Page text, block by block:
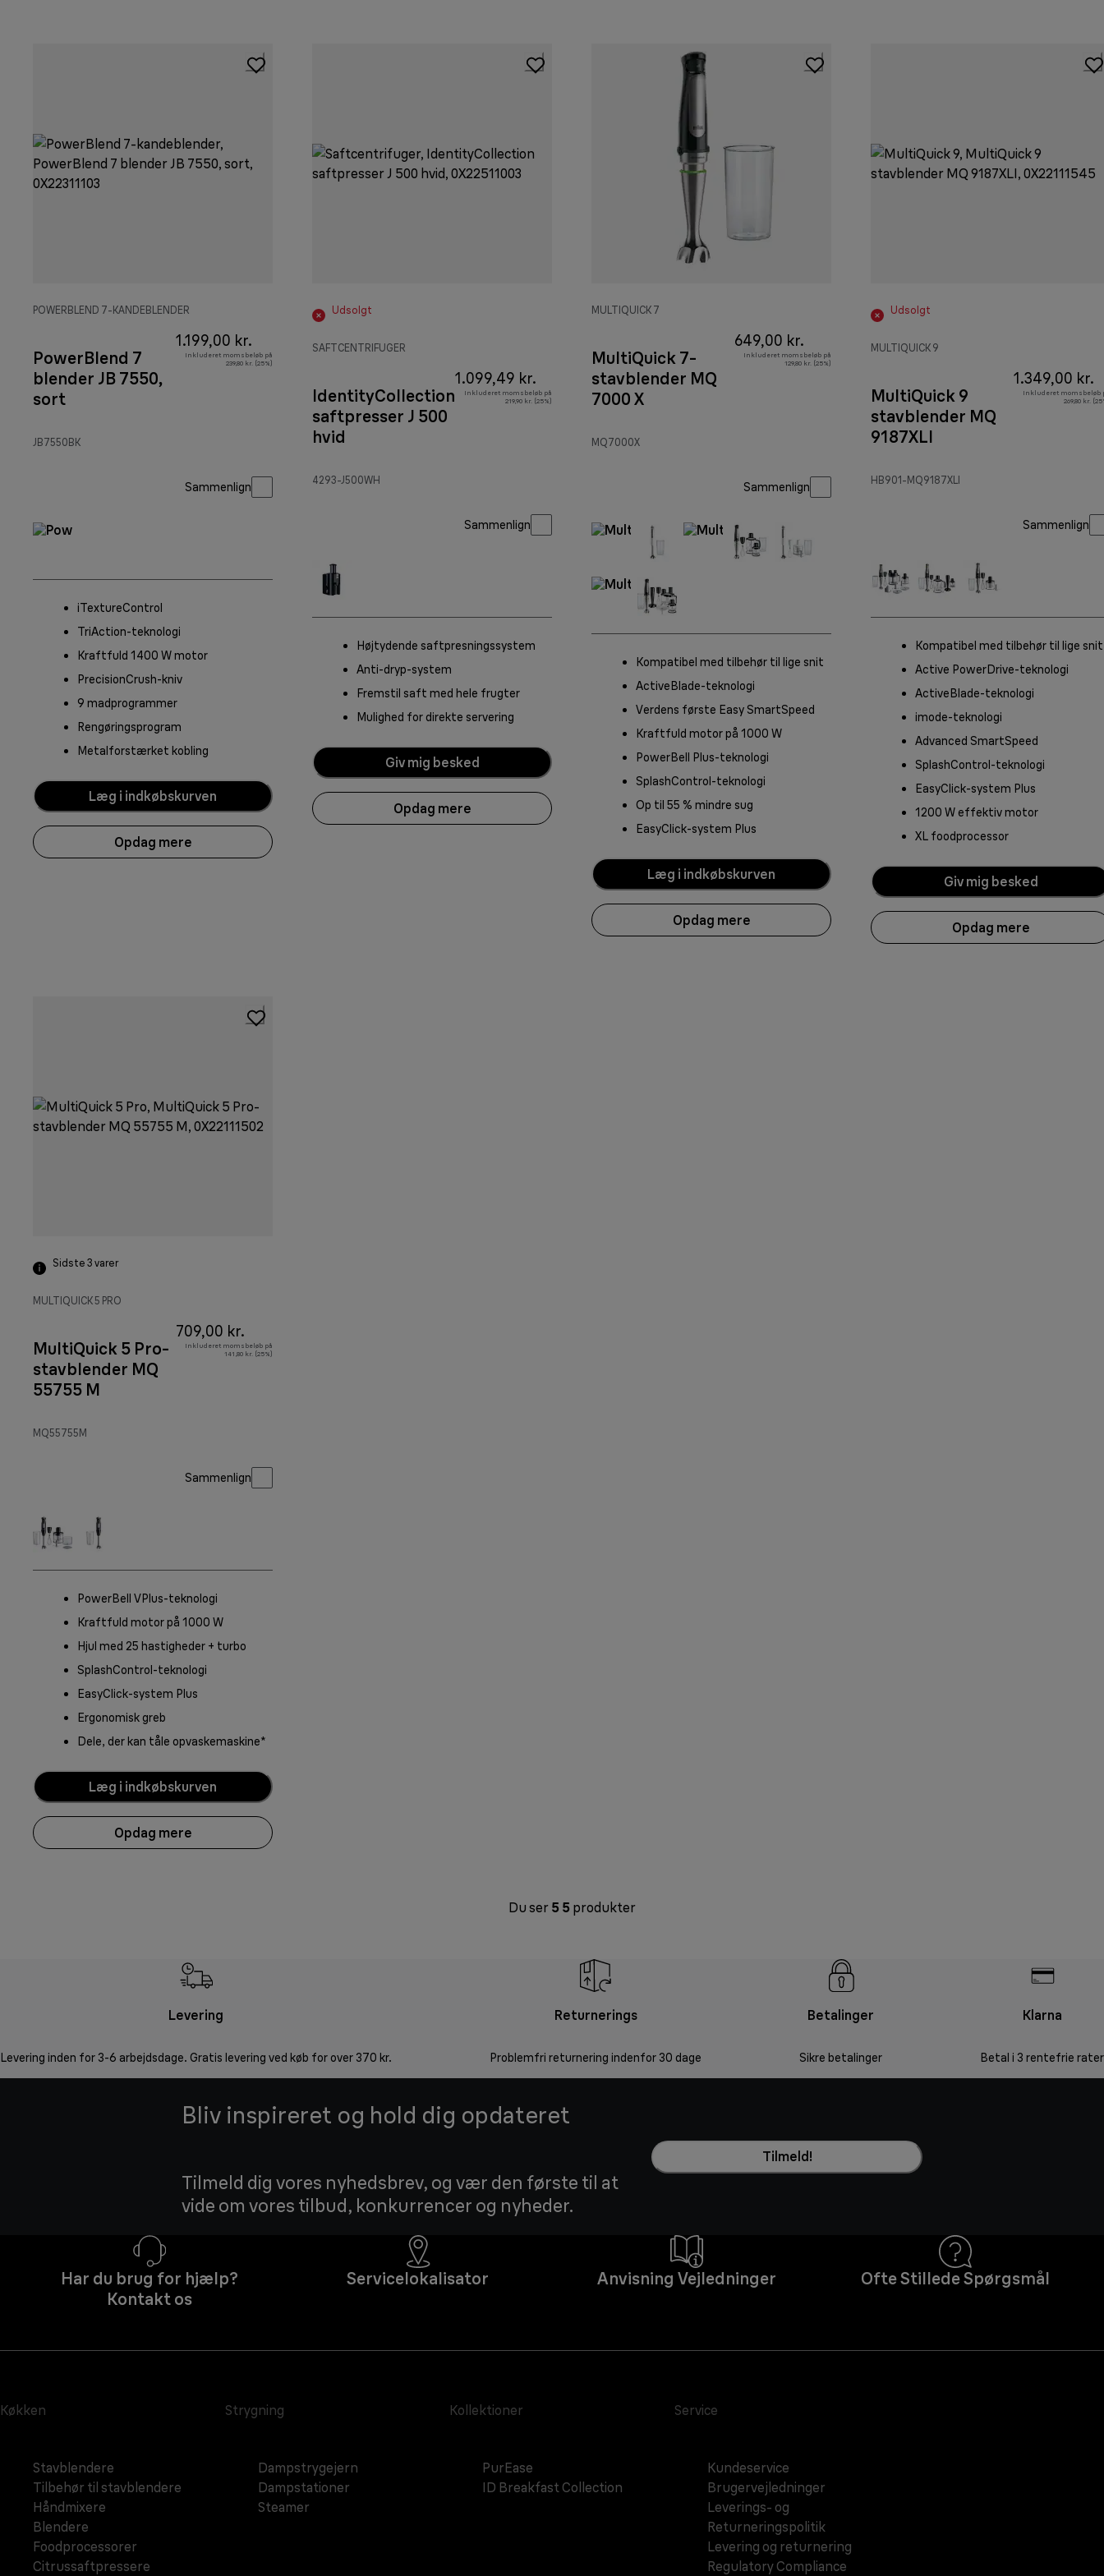
POWERBLEND 7-KANDEBLENDER
PowerBlend 7
blender JB 7550,
sort
JB7550BK
1.199,00 kr.
Inkluderet momsbeløb på
239,80 kr. (25%)
Sammenlign
iTextureControl
TriAction-teknologi
Kraftfuld 1400 W motor
PrecisionCrush-kniv
9 madprogrammer
Rengøringsprogram
Metalforstærket kobling
Læg i indkøbskurven
Opdag mere
Udsolgt
SAFTCENTRIFUGER
IdentityCollection
saftpresser J 500
hvid
4293-J500WH
1.099,49 kr.
Inkluderet momsbeløb på
219,90 kr. (25%)
Sammenlign
Højtydende saftpresningssystem
Anti-dryp-system
Fremstil saft med hele frugter
Mulighed for direkte servering
Giv mig besked
Opdag mere
MULTIQUICK 7
MultiQuick 7-
stavblender MQ
7000 X
MQ7000X
649,00 kr.
Inkluderet momsbeløb på
129,80 kr. (25%)
Sammenlign
Kompatibel med tilbehør til lige snit
ActiveBlade-teknologi
Verdens første Easy SmartSpeed
Kraftfuld motor på 1000 W
PowerBell Plus-teknologi
SplashControl-teknologi
Op til 55 % mindre sug
EasyClick-system Plus
Læg i indkøbskurven
Opdag mere
Udsolgt
MULTIQUICK 9
MultiQuick 9
stavblender MQ
9187XLI
HB901-MQ9187XLI
1.349,00 kr.
Inkluderet momsbeløb
269,80 kr.
Sammenlign
Kompatibel med tilbehør til lige snit
Active PowerDrive-teknologi
ActiveBlade-teknologi
imode-teknologi
Advanced SmartSpeed
SplashControl-teknologi
EasyClick-system Plus
1200 W effektiv motor
XL foodprocessor
Giv mig besked
Opdag mere
Sidste 3 varer
MULTIQUICK 5 PRO
MultiQuick 5 Pro-
stavblender MQ
55755 M
MQ55755M
709,00 kr.
Inkluderet momsbeløb på
141,80 kr. (25%)
Sammenlign
PowerBell VPlus-teknologi
Kraftfuld motor på 1000 W
Hjul med 25 hastigheder + turbo
SplashControl-teknologi
EasyClick-system Plus
Ergonomisk greb
Dele, der kan tåle opvaskemaskine*
Læg i indkøbskurven
Opdag mere
Du ser 5 5 produkter
Levering
Levering inden for 3-6 arbejdsdage. Gratis levering ved køb for over 370 kr.
Returnerings
Problemfri returnering indenfor 30 dage
Betalinger
Sikre betalinger
Klarna
Betal i 3 rentefrie rater
Bliv inspireret og hold dig opdateret
Tilmeld dig vores nyhedsbrev, og vær den første til at
vide om vores tilbud, konkurrencer og nyheder.
Tilmeld!
Har du brug for hjælp?
Kontakt os
Servicelokalisator Anvisning Vejledninger Ofte Stillede Spørgsmål
Køkken
Stavblendere
Tilbehør til stavblendere
Håndmixere
Blendere
Foodprocessorer
Citrussaftpressere
Strygning
Dampstrygejern
Dampstationer
Steamer
Kollektioner
PurEase
ID Breakfast Collection
Service
Kundeservice
Brugervejledninger
Leverings- og
Returneringspolitik
Levering og returnering
Regulatory Compliance